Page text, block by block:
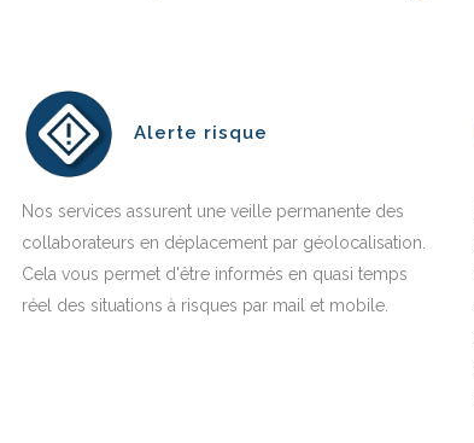
Alerte risque
Nos services assurent une veille permanente des
collaborateurs en déplacement par géolocalisation.
Cela vous permet d'être informés en quasi temps
réel des situations à risques par mail et mobile.